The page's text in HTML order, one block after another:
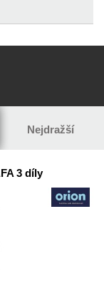
Nejdražší
3 díly